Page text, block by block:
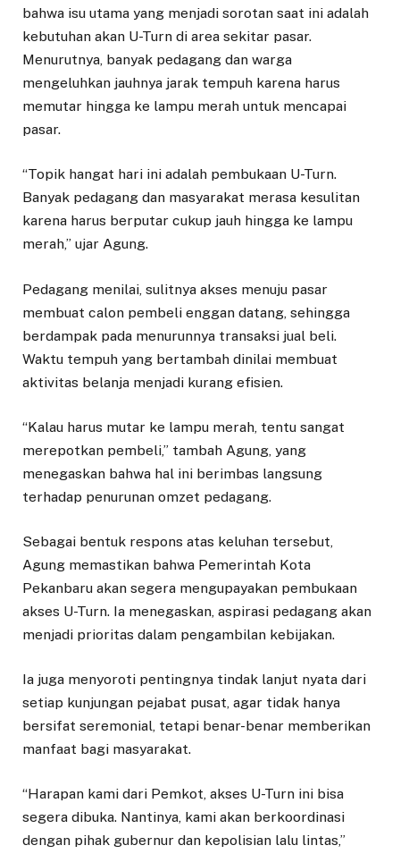
bahwa isu utama yang menjadi sorotan saat ini adalah
kebutuhan akan U-Turn di area sekitar pasar.
Menurutnya, banyak pedagang dan warga
mengeluhkan jauhnya jarak tempuh karena harus
memutar hingga ke lampu merah untuk mencapai
pasar.
“Topik hangat hari ini adalah pembukaan U-Turn.
Banyak pedagang dan masyarakat merasa kesulitan
karena harus berputar cukup jauh hingga ke lampu
merah,” ujar Agung.
Pedagang menilai, sulitnya akses menuju pasar
membuat calon pembeli enggan datang, sehingga
berdampak pada menurunnya transaksi jual beli.
Waktu tempuh yang bertambah dinilai membuat
aktivitas belanja menjadi kurang efisien.
“Kalau harus mutar ke lampu merah, tentu sangat
merepotkan pembeli,” tambah Agung, yang
menegaskan bahwa hal ini berimbas langsung
terhadap penurunan omzet pedagang.
Sebagai bentuk respons atas keluhan tersebut,
Agung memastikan bahwa Pemerintah Kota
Pekanbaru akan segera mengupayakan pembukaan
akses U-Turn. Ia menegaskan, aspirasi pedagang akan
menjadi prioritas dalam pengambilan kebijakan.
Ia juga menyoroti pentingnya tindak lanjut nyata dari
setiap kunjungan pejabat pusat, agar tidak hanya
bersifat seremonial, tetapi benar-benar memberikan
manfaat bagi masyarakat.
“Harapan kami dari Pemkot, akses U-Turn ini bisa
segera dibuka. Nantinya, kami akan berkoordinasi
dengan pihak gubernur dan kepolisian lalu lintas,”